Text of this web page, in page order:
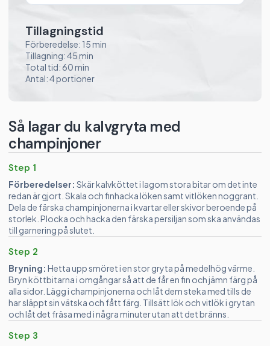
Så lagar du kalvgryta med
champinjoner
Step 1
Förberedelser: Skär kalvköttet i lagom stora bitar om det inte
redan är gjort. Skala och finhacka löken samt vitlöken noggrant.
Dela de färska champinjonerna i kvartar eller skivor beroende på
storlek. Plocka och hacka den färska persiljan som ska användas
till garnering på slutet.
Step 2
Bryning: Hetta upp smöret i en stor gryta på medelhög värme.
Bryn köttbitarna i omgångar så att de får en fin och jämn färg på
alla sidor. Lägg i champinjonerna och låt dem steka med tills de
har släppt sin vätska och fått färg. Tillsätt lök och vitlök i grytan
och låt det fräsa med i några minuter utan att det bränns.
Step 3
Tillagningstid
Förberedelse: 15 min
Tillagning: 45 min
Total tid: 60 min
Antal: 4 portioner